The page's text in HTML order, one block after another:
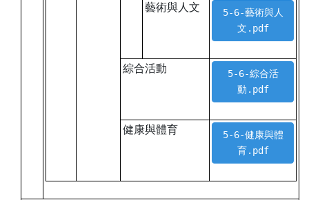
藝術與人文
5-6-藝術與人
文.pdf
綜合活動
5-6-綜合活
動.pdf
健康與體育
5-6-健康與體
育.pdf